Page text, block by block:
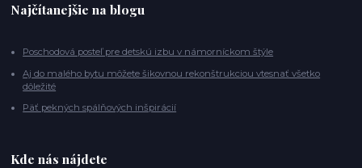
Najčítanejšie na blogu
Poschodová posteľ pre detskú izbu v námorníckom štýle
Aj do malého bytu môžete šikovnou rekonštrukciou vtesnať všetko
dôležité
Päť pekných spálňových inšpirácií
Kde nás nájdete